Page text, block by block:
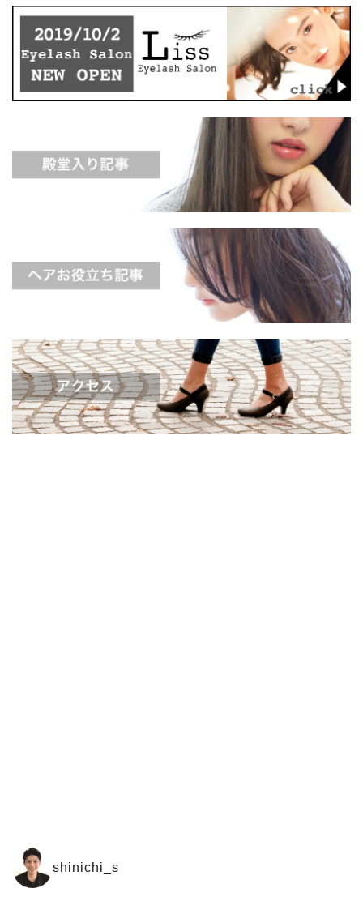
shinichi_s